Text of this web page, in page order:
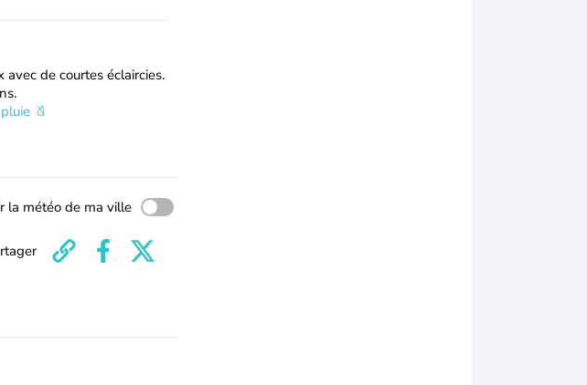
avec de courtes éclaircies.
la météo de ma ville